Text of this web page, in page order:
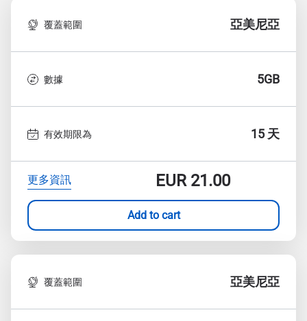
覆蓋範圍 亞美尼亞
數據 5GB
有效期限為 15 天
更多資訊 EUR21.00
Add to cart
覆蓋範圍 亞美尼亞